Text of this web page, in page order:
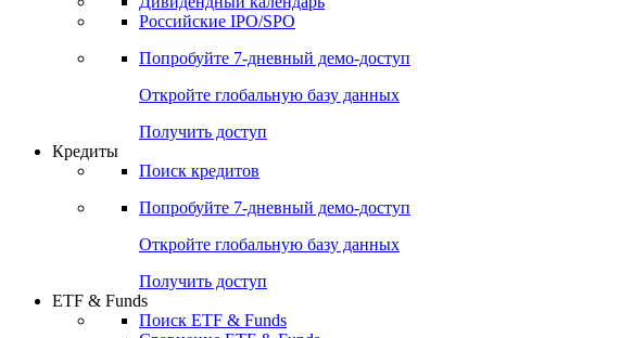
Получить доступ
Акции
Поиск акций
Дивидендный календарь
Российские IPO/SPO
Попробуйте7-дневный
Откройте глобальную базу данных
Получить доступ
Кредиты
Поиск кредитов
Попробуйте7-дневный
Откройте глобальную базу данных